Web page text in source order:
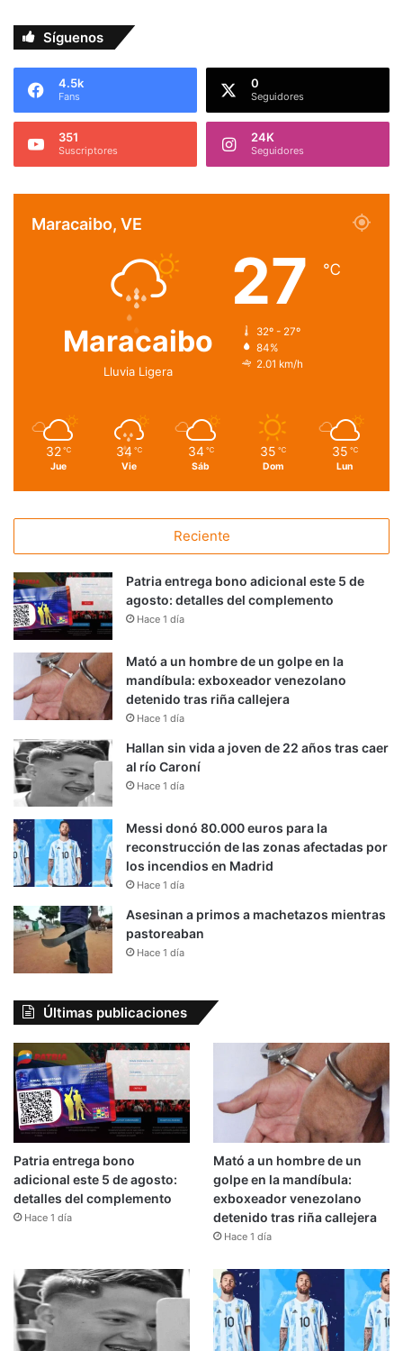
Síguenos
4.5k
Fans
0
Seguidores
351
Suscriptores
24K
Seguidores
Maracaibo, VE
Maracaibo
Lluvia Ligera
27 ℃
32º - 27º
84%
2.01 km/h
32 ℃
Jue
34 ℃
Vie
34 ℃
Sáb
35 ℃
Dom
35 ℃
Lun
Reciente
Patria entrega bono adicional este 5 de
agosto: detalles del complemento
Hace 1 día
Mató a un hombre de un golpe en la
mandíbula: exboxeador venezolano
detenido tras riña callejera
Hace 1 día
Hallan sin vida a joven de 22 años tras caer
al río Caroní
Hace 1 día
Messi donó 80.000 euros para la
reconstrucción de las zonas afectadas por
los incendios en Madrid
Hace 1 día
Asesinan a primos a machetazos mientras
pastoreaban
Hace 1 día
Últimas publicaciones
Patria entrega bono
adicional este 5 de agosto:
detalles del complemento
Hace 1 día
Mató a un hombre de un
golpe en la mandíbula:
exboxeador venezolano
detenido tras riña callejera
Hace 1 día